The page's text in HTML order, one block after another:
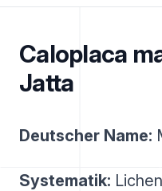
Caloplaca
Jatta
Deutscher Name:
Systematik: